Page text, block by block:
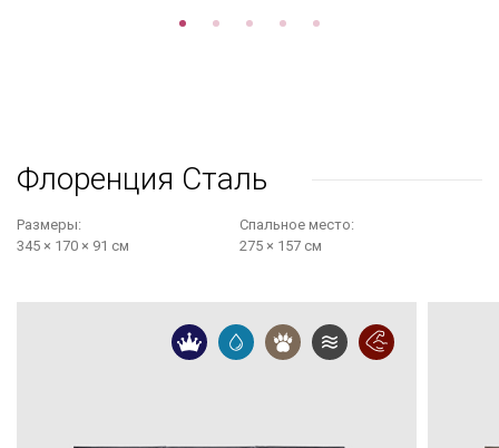
Флоренция Сталь
Размеры:
345 × 170 × 91 см
Cпальное место:
275 × 157 см